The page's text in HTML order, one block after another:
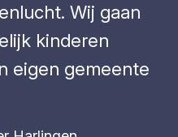
Wij gaan
kinderen
eigen gemeente